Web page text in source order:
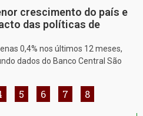
crescimento do país e
das políticas de
0,4% nos últimos 12 meses,
dados do Banco Central São
5 6 7 8